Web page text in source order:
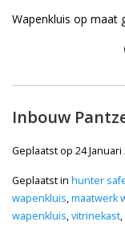
Wapenkluis op maat
Inbouw
Geplaatst op 24 Januari
Geplaatst in hunter
wapenkluis,maatwerk
wapenkluis,vitrinekast,